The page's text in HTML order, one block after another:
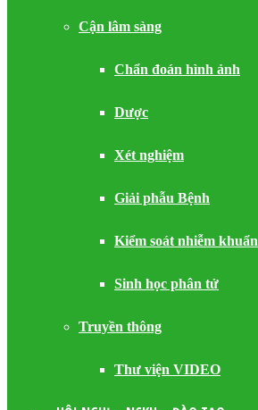
Cận lâm sàng
Chẩn đoán hình ảnh
Dược
Xét nghiệm
Giải phẫu Bệnh
Kiểm soát nhiễm khuẩn
Sinh học phân tử
Truyền thông
Thư viện VIDEO